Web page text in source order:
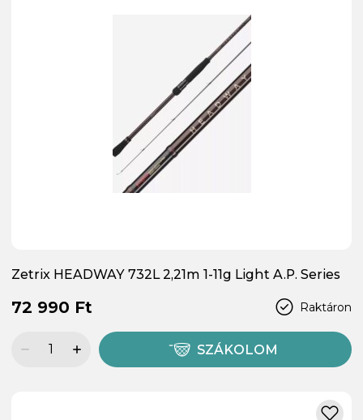
Zetrix HEADWAY 732L 2,21m 1-11g Light A.P. Series
Raktáron
72 990 Ft
SZÁKOLOM